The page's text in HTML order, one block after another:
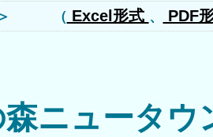
書＞ （ Excel形式 、 PDF
ニュータウ